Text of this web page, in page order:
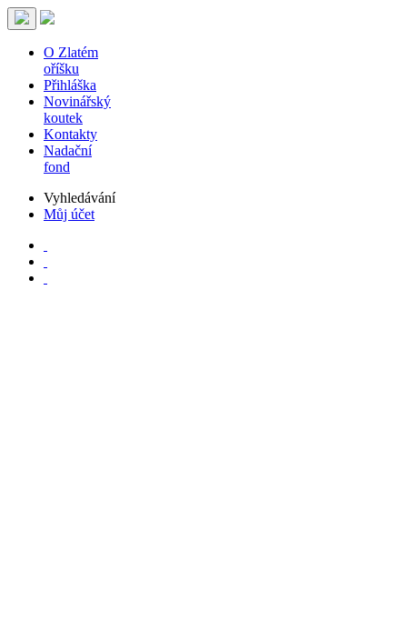
O Zlatém
oříšku
Přihláška
Novinářský
koutek
Kontakty
Nadační
fond
Vyhledávání
Můj účet